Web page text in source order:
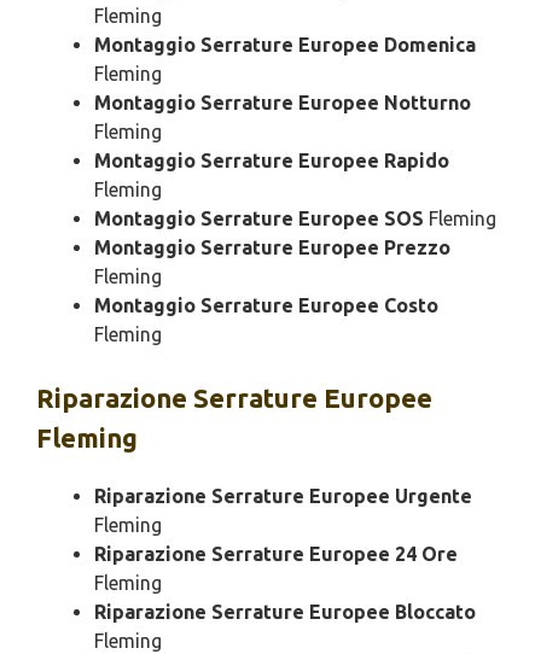
Fleming
Montaggio Serrature Europee Domenica
Fleming
Montaggio Serrature Europee Notturno
Fleming
Montaggio Serrature Europee Rapido
Fleming
Montaggio Serrature Europee SOS Fleming
Montaggio Serrature Europee Prezzo
Fleming
Montaggio Serrature Europee Costo
Fleming
Riparazione Serrature Europee
Fleming
Riparazione Serrature Europee Urgente
Fleming
Riparazione Serrature Europee 24 Ore
Fleming
Riparazione Serrature Europee Bloccato
Fleming